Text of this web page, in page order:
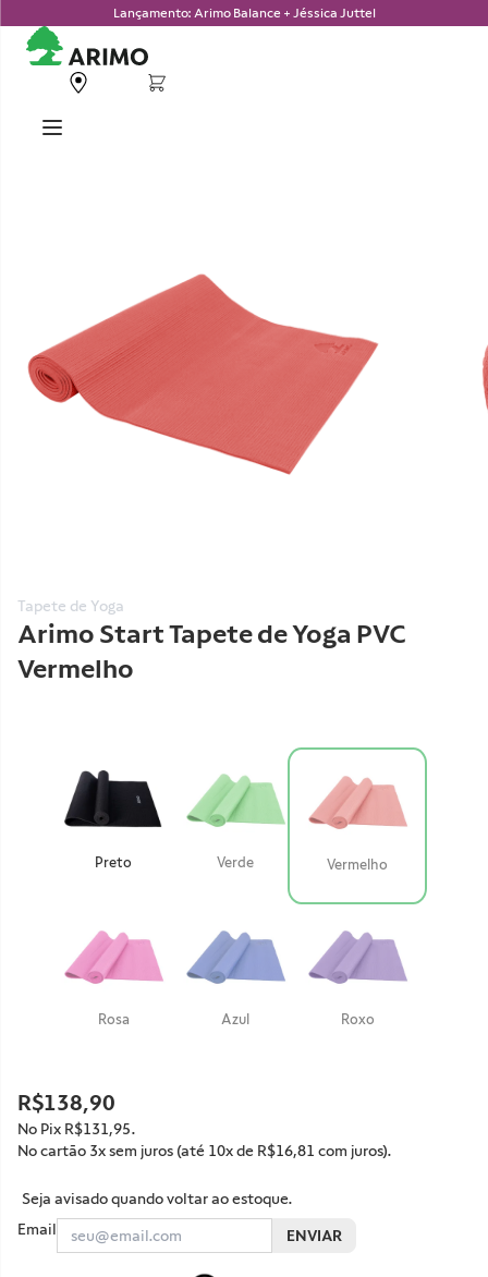
Lançamento: Arimo Balance + Jéssica Juttel
Tapete de Yoga
Arimo Start Tapete de Yoga PVC
Vermelho
Preto Verde Vermelho
Rosa Azul Roxo
R$138,90
No Pix R$131,95.
No cartão 3x sem juros (até 10x de R$16,81 com juros).
Seja avisado quando voltar ao estoque.
Email
ENVIAR